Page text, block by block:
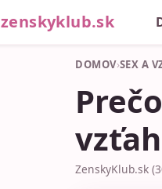
zenskyklub.sk
DOMOV›SEX A
ZenskyKlub.sk